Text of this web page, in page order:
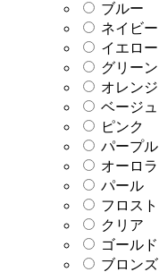
ブルー
ネイビー
イエロー
グリーン
オレンジ
ベージュ
ピンク
パープル
オーロラ
パール
フロスト
クリア
ゴールド
ブロンズ